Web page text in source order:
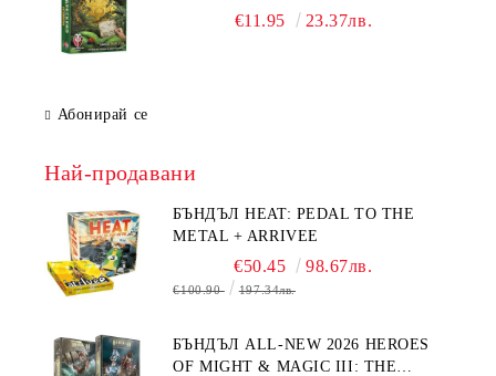
€11.95 23.37лв.
Абонирай се
Най-продавани
БЪНДЪЛ HEAT: PEDAL TO THE
METAL + ARRIVEE
€50.45 98.67лв.
€100.90 197.34лв.
БЪНДЪЛ ALL-NEW 2026 HEROES
OF MIGHT & MAGIC III: THE